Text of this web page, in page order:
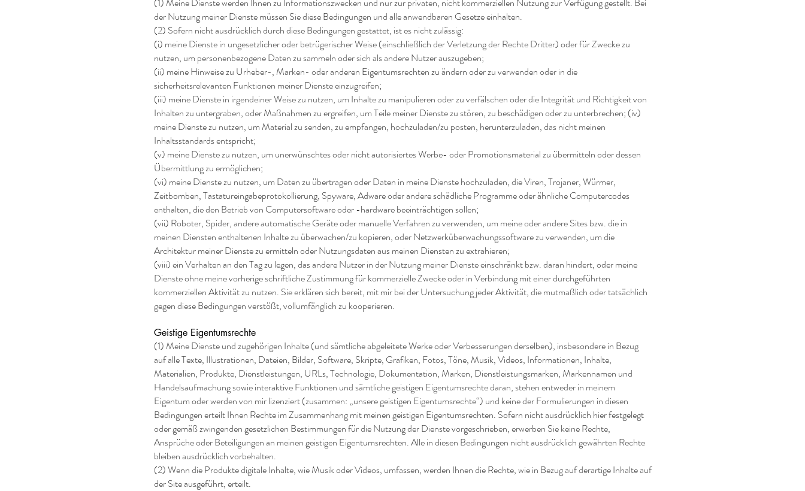
der Nutzung meiner Dienste müssen Sie diese Bedingungen und alle anwendbaren Gesetze einhalten.
(2) Sofern nicht ausdrücklich durch diese Bedingungen gestattet, ist es nicht zulässig:
(i) meine Dienste in ungesetzlicher oder betrügerischer Weise (einschließlich der Verletzung der Rechte Dritter) oder für Zwecke zu
nutzen, um personenbezogene Daten zu sammeln oder sich als andere Nutzer auszugeben;
(ii) meine Hinweise zu Urheber-, Marken- oder anderen Eigentumsrechten zu ändern oder zu verwenden oder in die
sicherheitsrelevanten Funktionen meiner Dienste einzugreifen;
(iii) meine Dienste in irgendeiner Weise zu nutzen, um Inhalte zu manipulieren oder zu verfälschen oder die Integrität und Richtigkeit von
Inhalten zu untergraben, oder Maßnahmen zu ergreifen, um Teile meiner Dienste zu stören, zu beschädigen oder zu unterbrechen; (iv)
meine Dienste zu nutzen, um Material zu senden, zu empfangen, hochzuladen/zu posten, herunterzuladen, das nicht meinen
Inhaltsstandards entspricht;
(v) meine Dienste zu nutzen, um unerwünschtes oder nicht autorisiertes Werbe- oder Promotionsmaterial zu übermitteln oder dessen
Übermittlung zu ermöglichen;
(vi) meine Dienste zu nutzen, um Daten zu übertragen oder Daten in meine Dienste hochzuladen, die Viren, Trojaner, Würmer,
Zeitbomben, Tastatureingabeprotokollierung, Spyware, Adware oder andere schädliche Programme oder ähnliche Computercodes
enthalten, die den Betrieb von Computersoftware oder -hardware beeinträchtigen sollen;
(vii) Roboter, Spider, andere automatische Geräte oder manuelle Verfahren zu verwenden, um meine oder andere Sites bzw. die in
meinen Diensten enthaltenen Inhalte zu überwachen/zu kopieren, oder Netzwerküberwachungssoftware zu verwenden, um die
Architektur meiner Dienste zu ermitteln oder Nutzungsdaten aus meinen Diensten zu extrahieren;
(viii) ein Verhalten an den Tag zu legen, das andere Nutzer in der Nutzung meiner Dienste einschränkt bzw. daran hindert, oder meine
Dienste ohne meine vorherige schriftliche Zustimmung für kommerzielle Zwecke oder in Verbindung mit einer durchgeführten
kommerziellen Aktivität zu nutzen. Sie erklären sich bereit, mit mir bei der Untersuchung jeder Aktivität, die mutmaßlich oder tatsächlich
gegen diese Bedingungen verstößt, vollumfänglich zu kooperieren.
Geistige Eigentumsrechte
(1) Meine Dienste und zugehörigen Inhalte (und sämtliche abgeleitete Werke oder Verbesserungen derselben), insbesondere in Bezug
auf alle Texte, Illustrationen, Dateien, Bilder, Software, Skripte, Grafiken, Fotos, Töne, Musik, Videos, Informationen, Inhalte,
Materialien, Produkte, Dienstleistungen, URLs, Technologie, Dokumentation, Marken, Dienstleistungsmarken, Markennamen und
Handelsaufmachung sowie interaktive Funktionen und sämtliche geistigen Eigentumsrechte daran, stehen entweder in meinem
Eigentum oder werden von mir lizenziert (zusammen: „unsere geistigen Eigentumsrechte“) und keine der Formulierungen in diesen
Bedingungen erteilt Ihnen Rechte im Zusammenhang mit meinen geistigen Eigentumsrechten. Sofern nicht ausdrücklich hier festgelegt
oder gemäß zwingenden gesetzlichen Bestimmungen für die Nutzung der Dienste vorgeschrieben, erwerben Sie keine Rechte,
Ansprüche oder Beteiligungen an meinen geistigen Eigentumsrechten. Alle in diesen Bedingungen nicht ausdrücklich gewährten Rechte
bleiben ausdrücklich vorbehalten.
(2) Wenn die Produkte digitale Inhalte, wie Musik oder Videos, umfassen, werden Ihnen die Rechte, wie in Bezug auf derartige Inhalte auf
der Site ausgeführt, erteilt.